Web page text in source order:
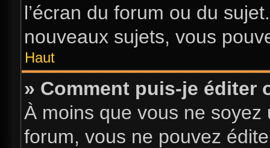
l’écran du forum ou du
nouveaux sujets, vous
Haut
» Comment puis-je éditer
À moins que vous ne
forum, vous ne pouvez